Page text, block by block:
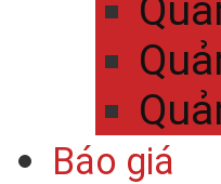
Báo giá